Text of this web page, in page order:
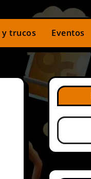
y trucos Eventos